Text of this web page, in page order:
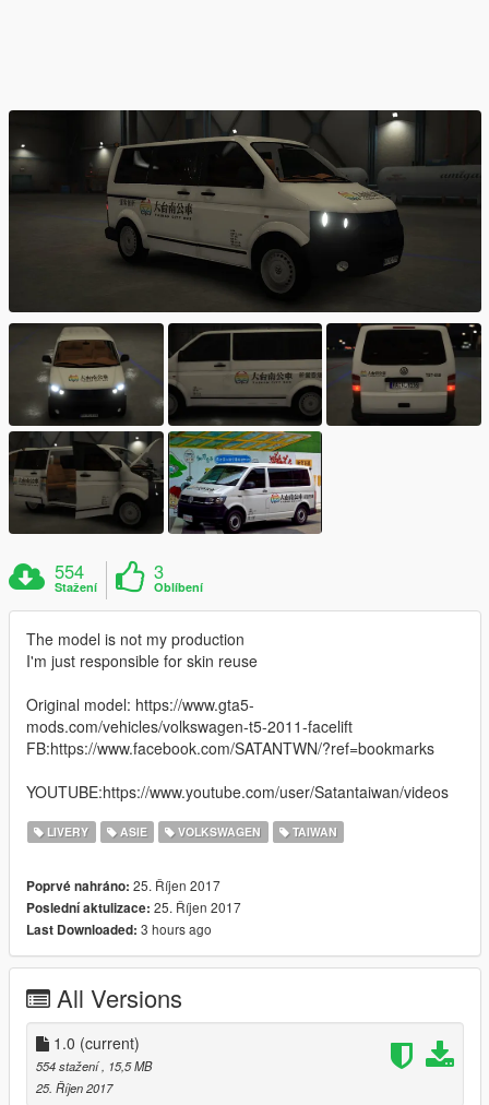
554
Stažení
3
Oblíbení
The model is not my production
I'm just responsible for skin reuse
Original model: https://www.gta5-
mods.com/vehicles/volkswagen-t5-2011-facelift
FB:https://www.facebook.com/SATANTWN/?ref=bookmarks
YOUTUBE:https://www.youtube.com/user/Satantaiwan/videos
LIVERY ASIE VOLKSWAGEN TAIWAN
Poprvé nahráno: 25. Říjen 2017
Poslední aktulizace: 25. Říjen 2017
Last Downloaded: 3 hours ago
All Versions
1.0 (current)
554 stažení , 15,5 MB
25. Říjen 2017